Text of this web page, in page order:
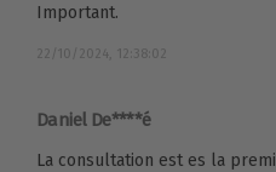
Important.
22/10/2024, 12:38:02
Daniel De****é
La consultation est es la